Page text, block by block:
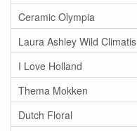
Ceramic Olympia
Laura Ashley Wild Climatis
I Love Holland
Thema Mokken
Dutch Floral